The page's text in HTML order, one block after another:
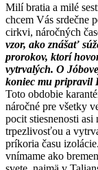
Milí bratia a milé
chcem Vás srdečne
cirkvi, náročných
vzor, ako znášať
prorokov, ktorí
vytrvalých. O
koniec mu pripravil
Toto obdobie
náročné pre všetky
pocit stiesnenosti
trpezlivosťou a
príkoria času
vnímame ako